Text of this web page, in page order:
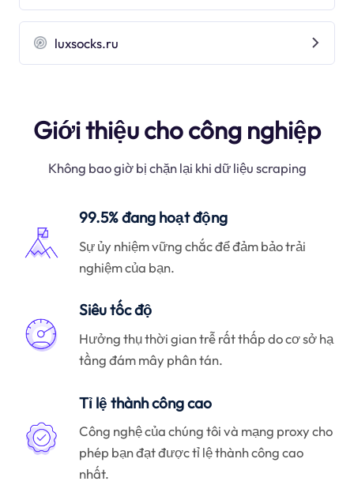
luxsocks.ru
Giới thiệu cho công nghiệp
Không bao giờ bị chặn lại khi dữ liệu scraping
99.5% đang hoạt động
Sự ủy nhiệm vững chắc để đảm bảo trải
nghiệm của bạn.
Siêu tốc độ
Hưởng thụ thời gian trễ rất thấp do cơ sở hạ
tầng đám mây phân tán.
Tỉ lệ thành công cao
Công nghệ của chúng tôi và mạng proxy cho
phép bạn đạt được tỉ lệ thành công cao
nhất.